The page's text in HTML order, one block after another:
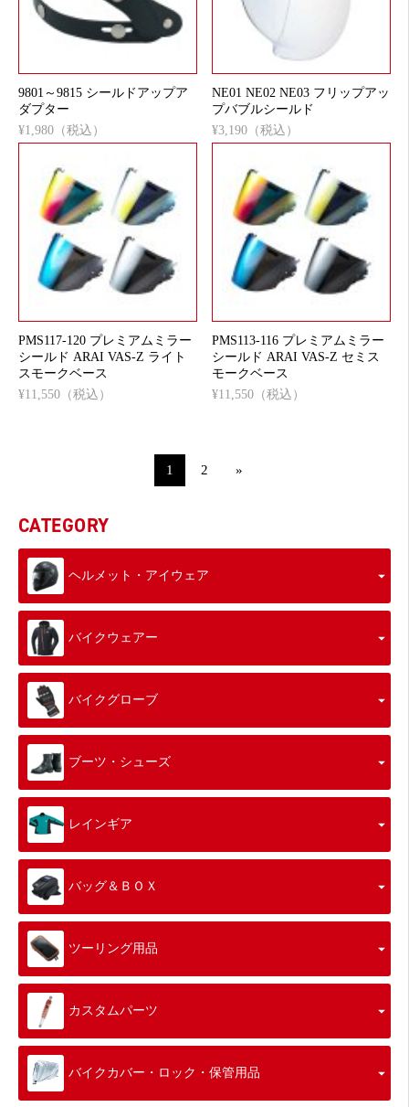
9801～9815 シールドアップア
ダプター
¥1,980（税込）
NE01 NE02 NE03 フリップアッ
プバブルシールド
¥3,190（税込）
PMS117-120 プレミアムミラー
シールド ARAI VAS-Z ライト
スモークベース
¥11,550（税込）
PMS113-116 プレミアムミラー
シールド ARAI VAS-Z セミス
モークベース
¥11,550（税込）
1 2 »
CATEGORY
ヘルメット・アイウェア
バイクウェアー
バイクグローブ
ブーツ・シューズ
レインギア
バッグ＆ＢＯＸ
ツーリング用品
カスタムパーツ
バイクカバー・ロック・保管用品